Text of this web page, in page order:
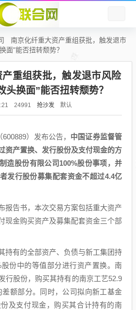
南京化纤重大资产重组获批，触发退市
面”能否扭转颓势？
重组获批，触发退市风险
头换面”能否扭转颓势？
24991 抢沙发 默认
）发布公告， 中国证券监督管
资产置换、发行股份及支付现金的方
造股份有限公司100%股份事项，并
发行股份募集配套资金不超过4.4亿
报告书，本次交易方案包括重大资产
现金购买资产及募集配套资金三个部
持有的全部资产、负债与新工集团持
份中的等值部分进行资产置换。南
行股份，购买其持有的南京工艺52.9
额部分。同时，公司拟向新工基金
及支付现金，购买其合计持有的南